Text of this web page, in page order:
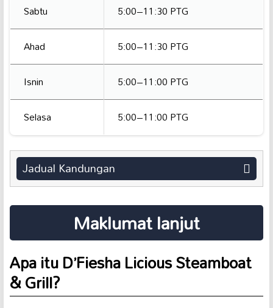
Sabtu
5:00–11:30 PTG
Ahad
5:00–11:30 PTG
Isnin
5:00–11:00 PTG
Selasa
5:00–11:00 PTG
Jadual Kandungan
Maklumat lanjut
Apa itu D’Fiesha Licious Steamboat
& Grill?